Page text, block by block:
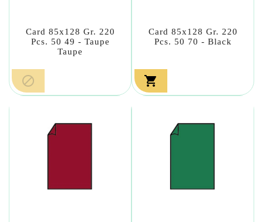
Card 85x128 Gr. 220
Pcs. 50 49 - Taupe
Taupe

Card 85x128 Gr. 220
Pcs. 50 70 - Black
